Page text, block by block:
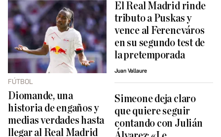
FÚTBOL
Diomande, una
historia de engaños y
medias verdades hasta
llegar al Real Madrid
El Real Madrid rinde
tributo a Puskas y
vence al Ferencváros
en su segundo test de
la pretemporada
Juan Vallaure
Simeone deja claro
que quiere seguir
contando con Julián